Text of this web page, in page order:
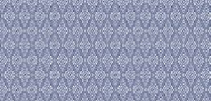
t
i
k
B
e
r
k
u